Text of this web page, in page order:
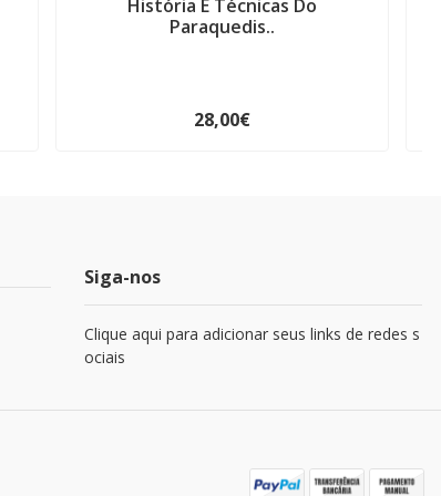
História E Técnicas Do
Paraquedis..
28,00€
Siga-nos
Clique aqui para adicionar seus links de redes s
ociais